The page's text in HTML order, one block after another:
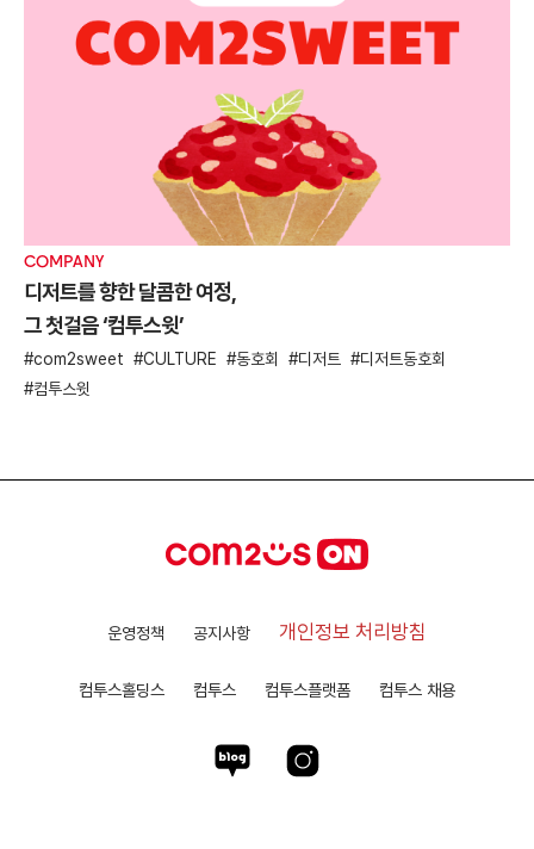
COMPANY
디저트를 향한 달콤한 여정,
그 첫걸음 ‘컴투스윗’
com2sweet CULTURE 동호회 디저트
디저트동호회
컴투스윗
운영정책 공지사항 개인정보 처리방침
컴투스홀딩스 컴투스 컴투스플랫폼 컴투스 채용